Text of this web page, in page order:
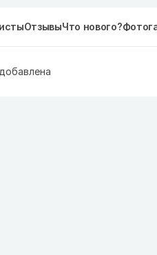
ОтзывыЧто нового?